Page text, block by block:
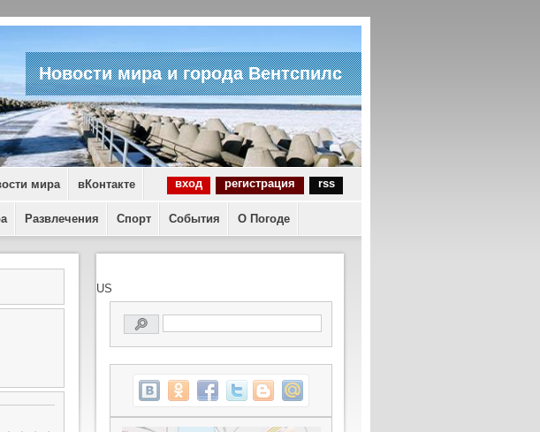
Новости мира и города Вентспилс
мира вКонтакте вход регистрация rss
Развлечения Спорт События О Погоде
US